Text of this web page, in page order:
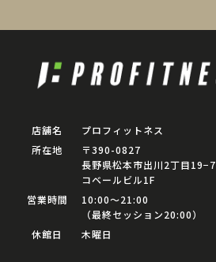
店舗名
プロフィットネス
所在地
〒390-0827
長野県松本市出川2丁目19−7
コベールビル1F
営業時間
10:00〜21:00
（最終セッション20:00）
休館日
木曜日